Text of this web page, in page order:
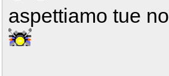
aspettiamo tue